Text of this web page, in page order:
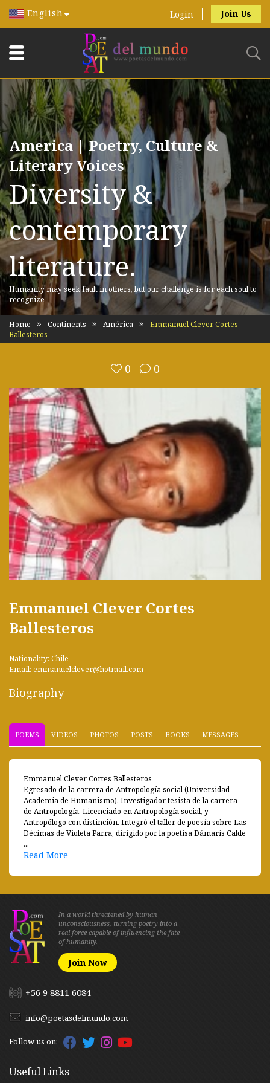
English Login Join Us
America | Poetry, Culture &
Literary Voices
Diversity &
contemporary
literature.
Humanity may seek fault in others, but our challenge is for each soul to
recognize
Home Continents América
Emmanuel Clever Cortes
Ballesteros
0 0
Emmanuel Clever Cortes
Ballesteros
Nationality: Chile
Email: emmanuelclever@hotmail.com
Biography
POEMS VIDEOS PHOTOS POSTS BOOKS MESSAGES
Emmanuel Clever Cortes Ballesteros
Egresado de la carrera de Antropología social (Universidad
Academia de Humanismo). Investigador tesista de la carrera
de Antropología. Licenciado en Antropología social, y
Antropólogo con distinción. Integró el taller de poesía sobre Las
Décimas de Violeta Parra, dirigido por la poetisa Dámaris Calde
...
Read More
In a world threatened by human
unconsciousness, turning poetry into a
real force capable of influencing the fate
of humanity.
Join Now
+56 9 8811 6084
info@poetasdelmundo.com
Follow us on:
Useful Links